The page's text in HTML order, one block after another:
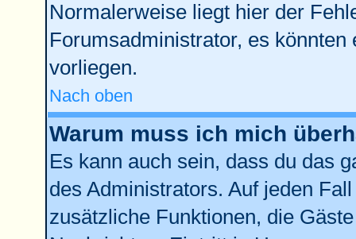
Normalerweise liegt hier der
Forumsadministrator, es
vorliegen.
Nach oben
Warum muss ich mich
Es kann auch sein, dass du das
des Administrators. Auf jeden
zusätzliche Funktionen, die